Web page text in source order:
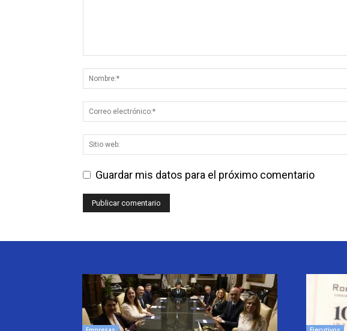
Guardar mis datos para el próximo comentario